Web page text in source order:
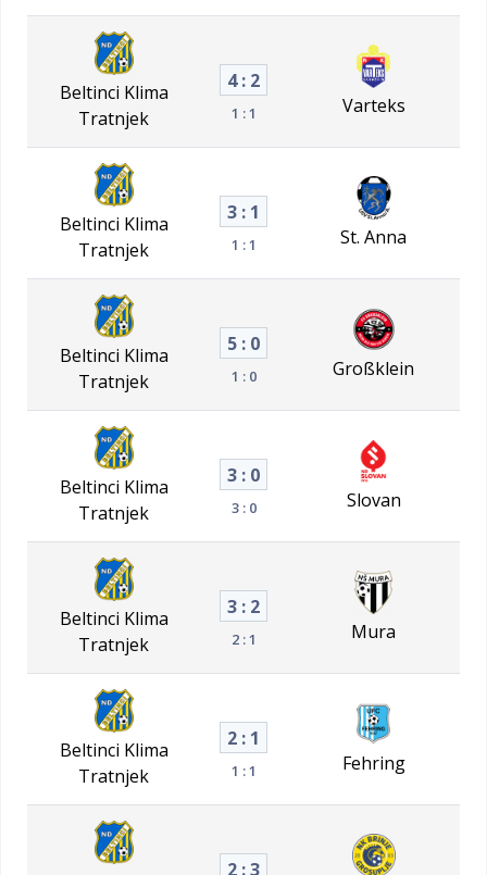
Beltinci Klima
Tratnjek
4 : 2
1 : 1 Varteks
Beltinci Klima
Tratnjek
3 : 1
1 : 1 St. Anna
Beltinci Klima
Tratnjek
5 : 0
1 : 0 Großklein
Beltinci Klima
Tratnjek
3 : 0
3 : 0 Slovan
Beltinci Klima
Tratnjek
3 : 2
2 : 1 Mura
Beltinci Klima
Tratnjek
2 : 1
1 : 1 Fehring
2 : 3